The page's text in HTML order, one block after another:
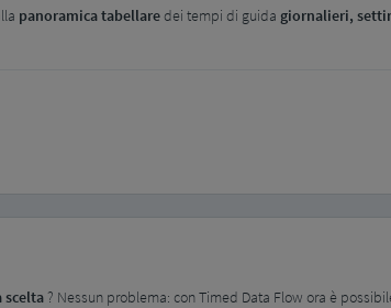
panoramica tabellaredei tempi di guida giornalieri,
scelta? Nessun problema: con Timed Data Flow ora è